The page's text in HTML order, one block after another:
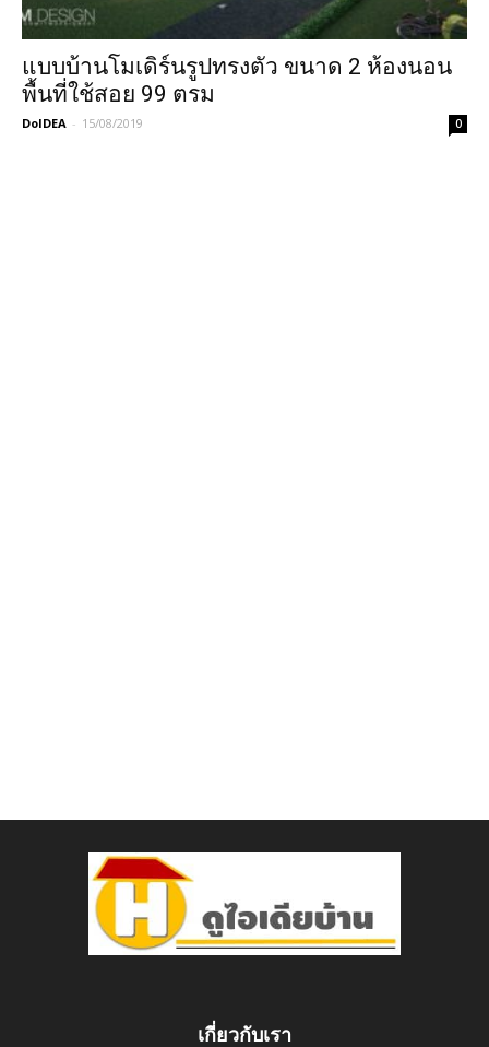
แบบบ้านโมเดิร์นรูปทรงตัว ขนาด 2 ห้องนอน
พื้นที่ใช้สอย 99 ตรม
DoIDEA - 15/08/2019 0
เกี่ยวกับเรา